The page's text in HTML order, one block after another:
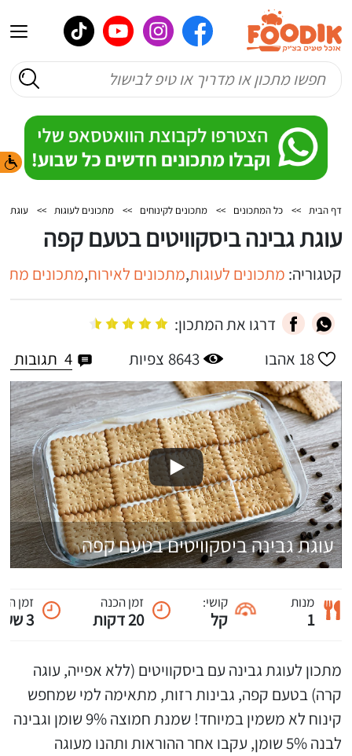
דף הבית >> כל המתכונים >> מתכונים לקינוחים >> מתכונים לעוגות >> עוגת
עוגת גבינה ביסקוויטים בטעם קפה
קטגוריה: מתכונים לעוגות,מתכונים לאירוח,מתכונים
דרגו את המתכון:
18 אהבו 8643 צפיות 4 תגובות
עוגת גבינה ביסקוויטים בטעם קפה
מנות
1
קושי:
קל
זמן הכנה
20 דקות
זמן
3 שעות
מתכון לעוגת גבינה עם ביסקוויטים (ללא אפייה, עוגה
קרה) בטעם קפה, גבינות רזות, מתאימה למי שמחפש
קינוח לא משמין במיוחד! שמנת חמוצה 9% שומן וגבינה
לבנה 5% שומן, עקבו אחר ההוראות ותהנו מעוגה